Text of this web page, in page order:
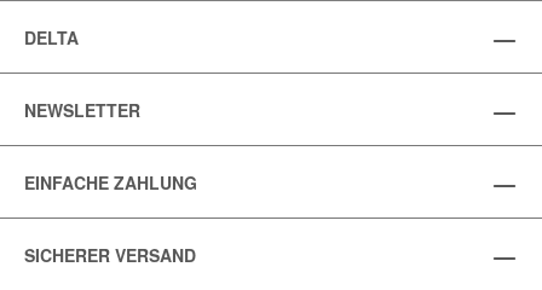
DELTA
NEWSLETTER
EINFACHE ZAHLUNG
SICHERER VERSAND